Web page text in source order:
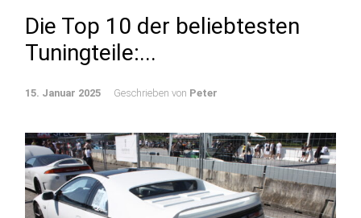
Die Top 10 der beliebtesten
Tuningteile:...
15. Januar 2025 Geschrieben von Peter